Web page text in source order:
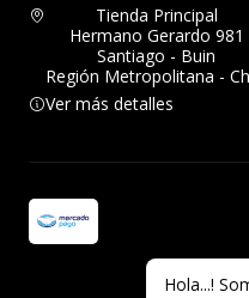
Tienda Principal
Hermano Gerardo 981
Santiago - Buin
Región Metropolitana -
Ver más detalles
Hola...!